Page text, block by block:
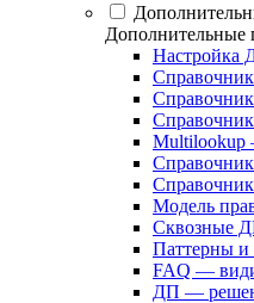
Дополнительные
Настройка
Multilookup
Модель
Сквозные
Паттерны
FAQ —
ДП —